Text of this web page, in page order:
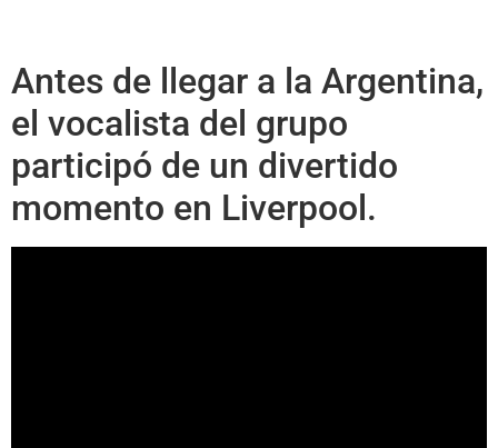
Antes de llegar a la Argentina,
el vocalista del grupo
participó de un divertido
momento en Liverpool.